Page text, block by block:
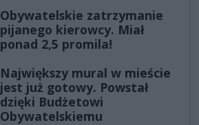
Obywatelskie zatrzymanie
pijanego kierowcy. Miał
ponad 2,5 promila!
Największy mural w mieście
jest już gotowy. Powstał
dzięki Budżetowi
Obywatelskiemu